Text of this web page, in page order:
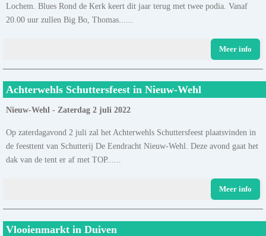
Lochem. Blues Rond de Kerk keert dit jaar terug met twee podia. Vanaf
20.00 uur zullen Big Bo, Thomas......
Meer info
Achterwehls Schuttersfeest in Nieuw-Wehl
Nieuw-Wehl - Zaterdag 2 juli 2022
Op zaterdagavond 2 juli zal het Achterwehls Schuttersfeest plaatsvinden in
de feesttent van Schutterij De Eendracht Nieuw-Wehl. Deze avond gaat het
dak van de tent er af met TOP......
Meer info
Vlooienmarkt in Duiven